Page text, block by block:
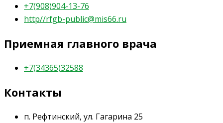
+7(908)904-13-76
http//rfgb-public@mis66.ru
Приемная главного врача
+7(34365)32588
Контакты
п. Рефтинский, ул. Гагарина 25